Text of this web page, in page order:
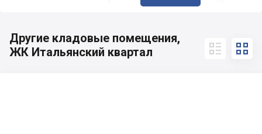
Другие кладовые помещения,
ЖК Итальянский квартал
 